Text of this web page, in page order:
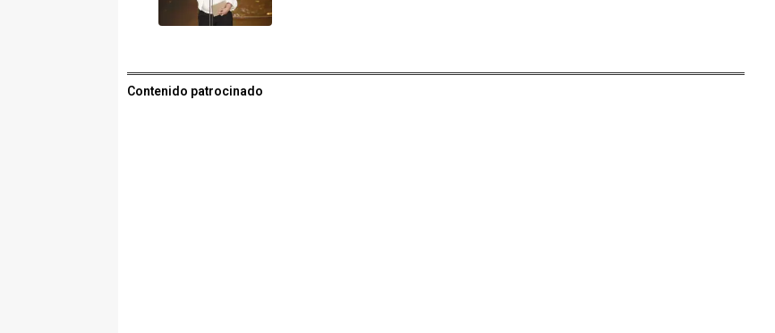
Contenido patrocinado